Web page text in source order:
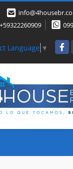
+59322260909
Language ▼